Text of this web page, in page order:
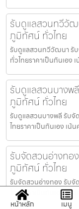
รับดูแลสวนทวีวั
ภูมิทัศน์ ทั่วไทย
รับดูแลสวนทวีวัฒนา รั
ทั่วไทยราคาเป็นกันเอ
รับดูแลสวนบาง
ภูมิทัศน์ ทั่วไทย
รับดูแลสวนบางพลี รับ
ไทยราคาเป็นกันเอง เ
รับจัดสวนอ่างท
ภูมิทัศน์ ทั่วไทย
รับจัดสวนอ่างทอง รับ
ไทยราคาเป็นกันเอง เ
หน้าหลัก
เมนู